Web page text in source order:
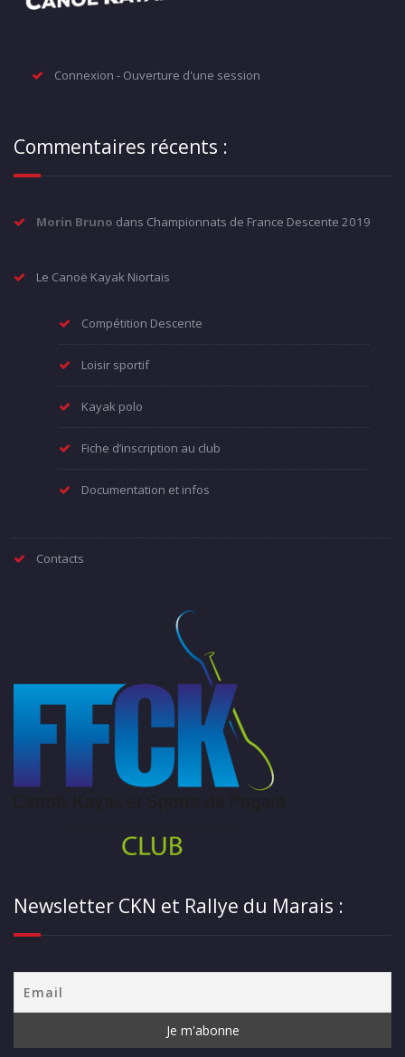
Connexion - Ouverture d'une session
Commentaires récents :
Morin Bruno dans Championnats de France Descente 2019
Le Canoë Kayak Niortais
Compétition Descente
Loisir sportif
Kayak polo
Fiche d’inscription au club
Documentation et infos
Contacts
Newsletter CKN et Rallye du Marais :